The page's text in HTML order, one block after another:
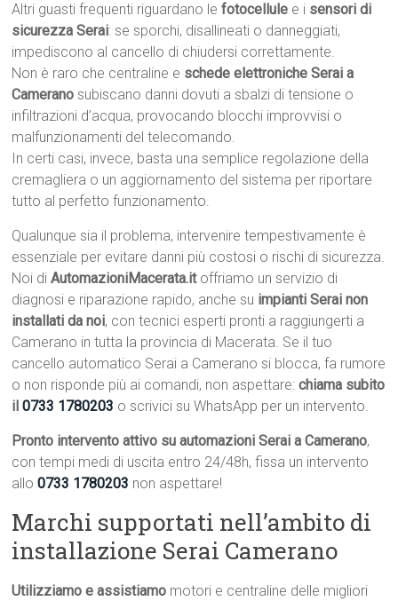
Altri guasti frequenti riguardano lefotocellule e i sensori di
sicurezza Serai: se sporchi, disallineati o danneggiati,
impediscono al cancello di chiudersi correttamente.
Non è raro che centraline e schede elettroniche Serai a
Camerano subiscano danni dovuti a sbalzi di tensione o
infiltrazioni d’acqua, provocando blocchi improvvisi o
malfunzionamenti del telecomando.
In certi casi, invece, basta una semplice regolazione della
cremagliera o un aggiornamento del sistema per riportare
tutto al perfetto funzionamento.
Qualunque sia il problema, intervenire tempestivamente è
essenziale per evitare danni più costosi o rischi di sicurezza.
Noi diAutomazioniMacerata.itoffriamo un servizio di
diagnosi e riparazione rapido, anche su impianti Serai non
installati da noi, con tecnici esperti pronti a raggiungerti a
Camerano in tutta la provincia di Macerata. Se il tuo
cancello automatico Serai a Camerano si blocca, fa rumore
o non risponde più ai comandi, non aspettare:chiama subito
il0733 1780203 o scrivici su WhatsApp per un intervento.
Pronto intervento attivo su automazioni Serai a Camerano,
con tempi medi di uscita entro 24/48h, fissa un intervento
allo0733 1780203 non aspettare!
Marchi supportati nell’ambito di
installazione Serai Camerano
Utilizziamo e assistiamo motori e centraline delle migliori